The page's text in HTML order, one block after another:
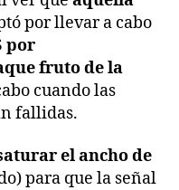
por llevar a cabo
por
fruto de la
cuando las
fallidas.
el ancho de
para que la señal